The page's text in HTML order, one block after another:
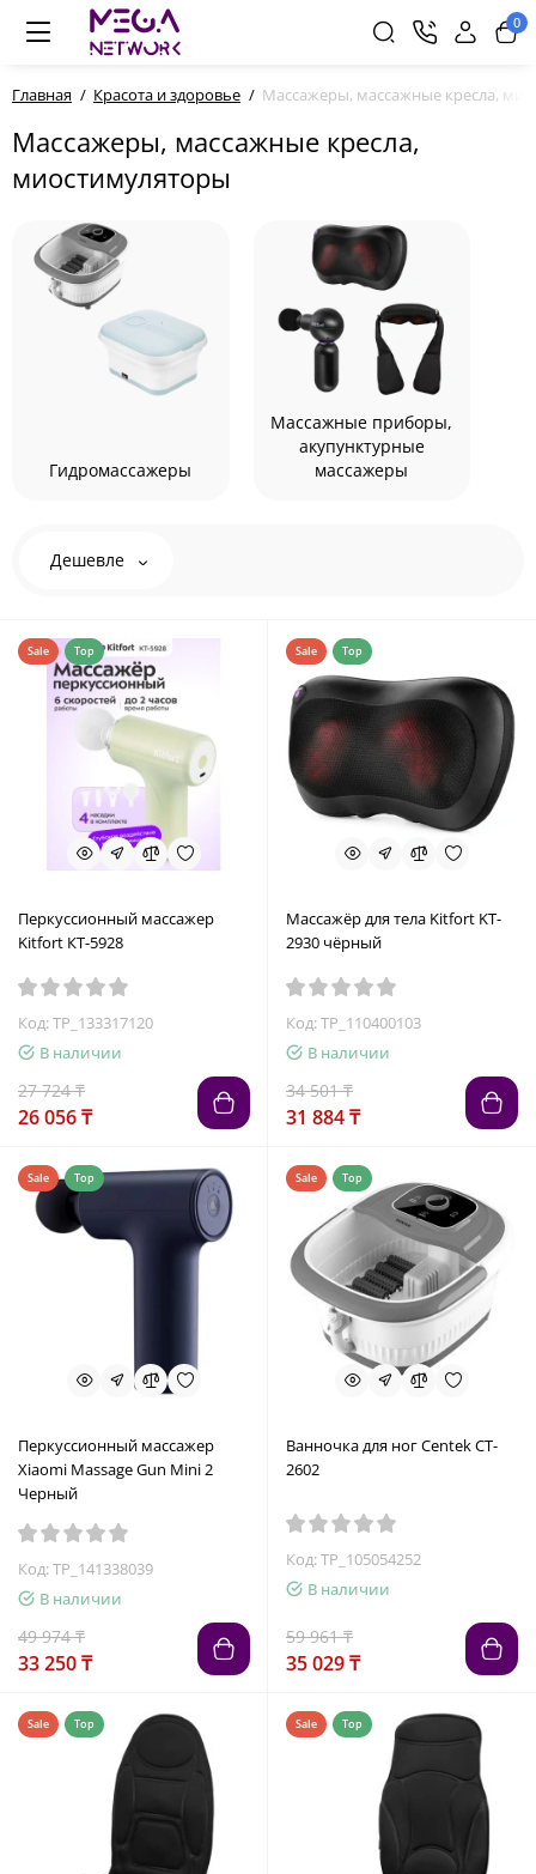
0
Главная Красота и здоровье Массажеры, массажные кресла,
Массажеры, массажные кресла,
миостимуляторы
Гидромассажеры
Массажные приборы,
акупунктурные
массажеры
Дешевле
Sale Top
Перкуссионный массажер
Kitfort КТ-5928
Код: TP_133317120
В наличии
27 724 ₸
26 056 ₸
Sale Top
Массажёр для тела Kitfort KT-
2930 чёрный
Код: TP_110400103
В наличии
34 501 ₸
31 884 ₸
Sale Top
Перкуссионный массажер
Xiaomi Massage Gun Mini 2
Черный
Код: TP_141338039
В наличии
49 974 ₸
33 250 ₸
Sale Top
Ванночка для ног Centek CT-
2602
Код: TP_105054252
В наличии
59 961 ₸
35 029 ₸
Sale Top Sale Top